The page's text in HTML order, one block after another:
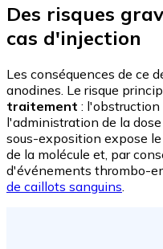
Des risques
cas d'injection
Les conséquences de ce
anodines. Le risque
traitement :
l'administration de la
sous-exposition expose
de la molécule et, par
d'événements thrombo-
de caillots sanguins